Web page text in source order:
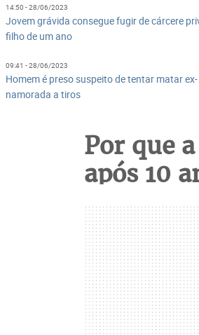
14:50 - 28/06/2023
Jovem grávida consegue fugir de cárcere
filho de um ano
09:41 - 28/06/2023
Homem é preso suspeito de tentar matar ex-
namorada a tiros
Por que
após 10